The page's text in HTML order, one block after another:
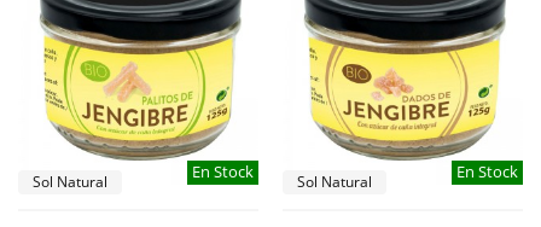
En Stock
Sol Natural En Stock
Sol Natural